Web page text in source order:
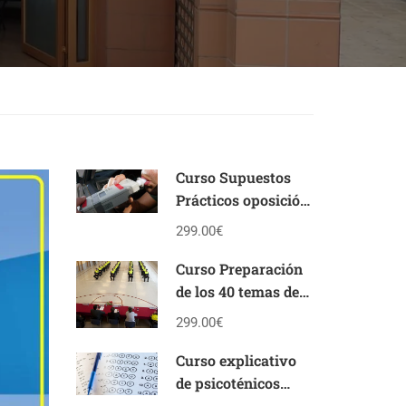
Curso Supuestos
Prácticos oposición
Policía Local
299.00€
Curso Preparación
de los 40 temas de
la oposición de
Andalucía
299.00€
Curso explicativo
de psicoténicos